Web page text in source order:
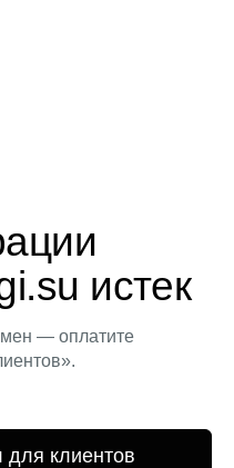
истек
— оплатите
для клиентов